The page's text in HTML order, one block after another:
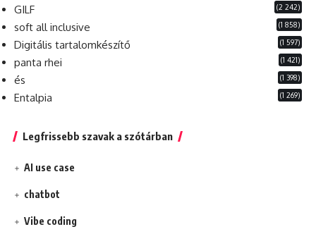
GILF (2 242)
soft all inclusive (1 858)
Digitális tartalomkészítő (1 597)
panta rhei (1 421)
és (1 398)
Entalpia (1 269)
Legfrissebb szavak a szótárban
AI use case
chatbot
Vibe coding